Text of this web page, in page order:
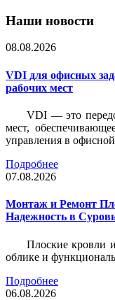
Наши новости
08.08.2026
VDI для офисных
рабочих мест
VDI — это
мест,
управления в
Подробнее
07.08.2026
Монтаж и Ремонт
Надежность в
Плоские кровли
облике и
Подробнее
06.08.2026